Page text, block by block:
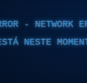
- NETWORK
NESTE